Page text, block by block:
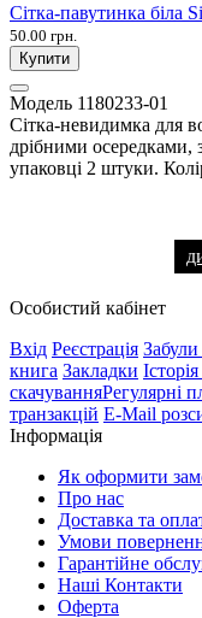
Сітка-павутинка біла
50.00 грн.
Купити
Модель 1180233-01
Сітка-невидимка для
дрібними осередками,
упаковці 2 штуки.
Особистий кабінет
Вхід Реєстрація
книга Закладки
скачуванняРегулярні
транзакцій E-Mail
Інформація
Як оформити
Про нас
Доставка та
Умови
Гарантійне
Наші Контакти
Оферта